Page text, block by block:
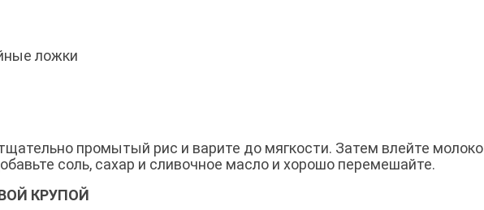
ложки
промытый рис и варите до мягкости. Затем влейте молоко
соль, сахар и сливочное масло и хорошо перемешайте.
КРУПОЙ